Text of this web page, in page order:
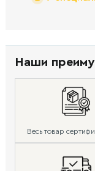
Наши
Весь товар